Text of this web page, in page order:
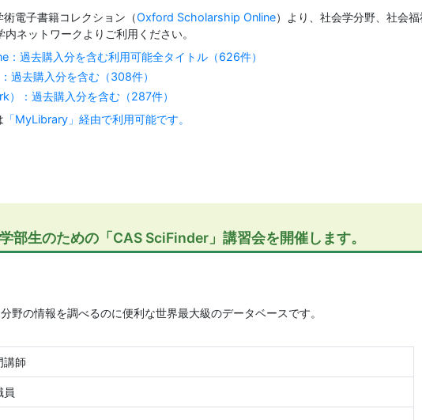
電子書籍コレクション（Oxford Scholarship Online）より、社会学分野、社会
ネットワークよりご利用ください。
過去購入分を含む利用可能全タイトル（626件）
過去購入分を含む（308件）
）：過去購入分を含む（287件）
「MyLibrary」経由で利用可能です。
部生のための「CAS SciFinder」講習会を開催します。
野の情報を調べるのに便利な世界最大級のデータベースです。
講師
員